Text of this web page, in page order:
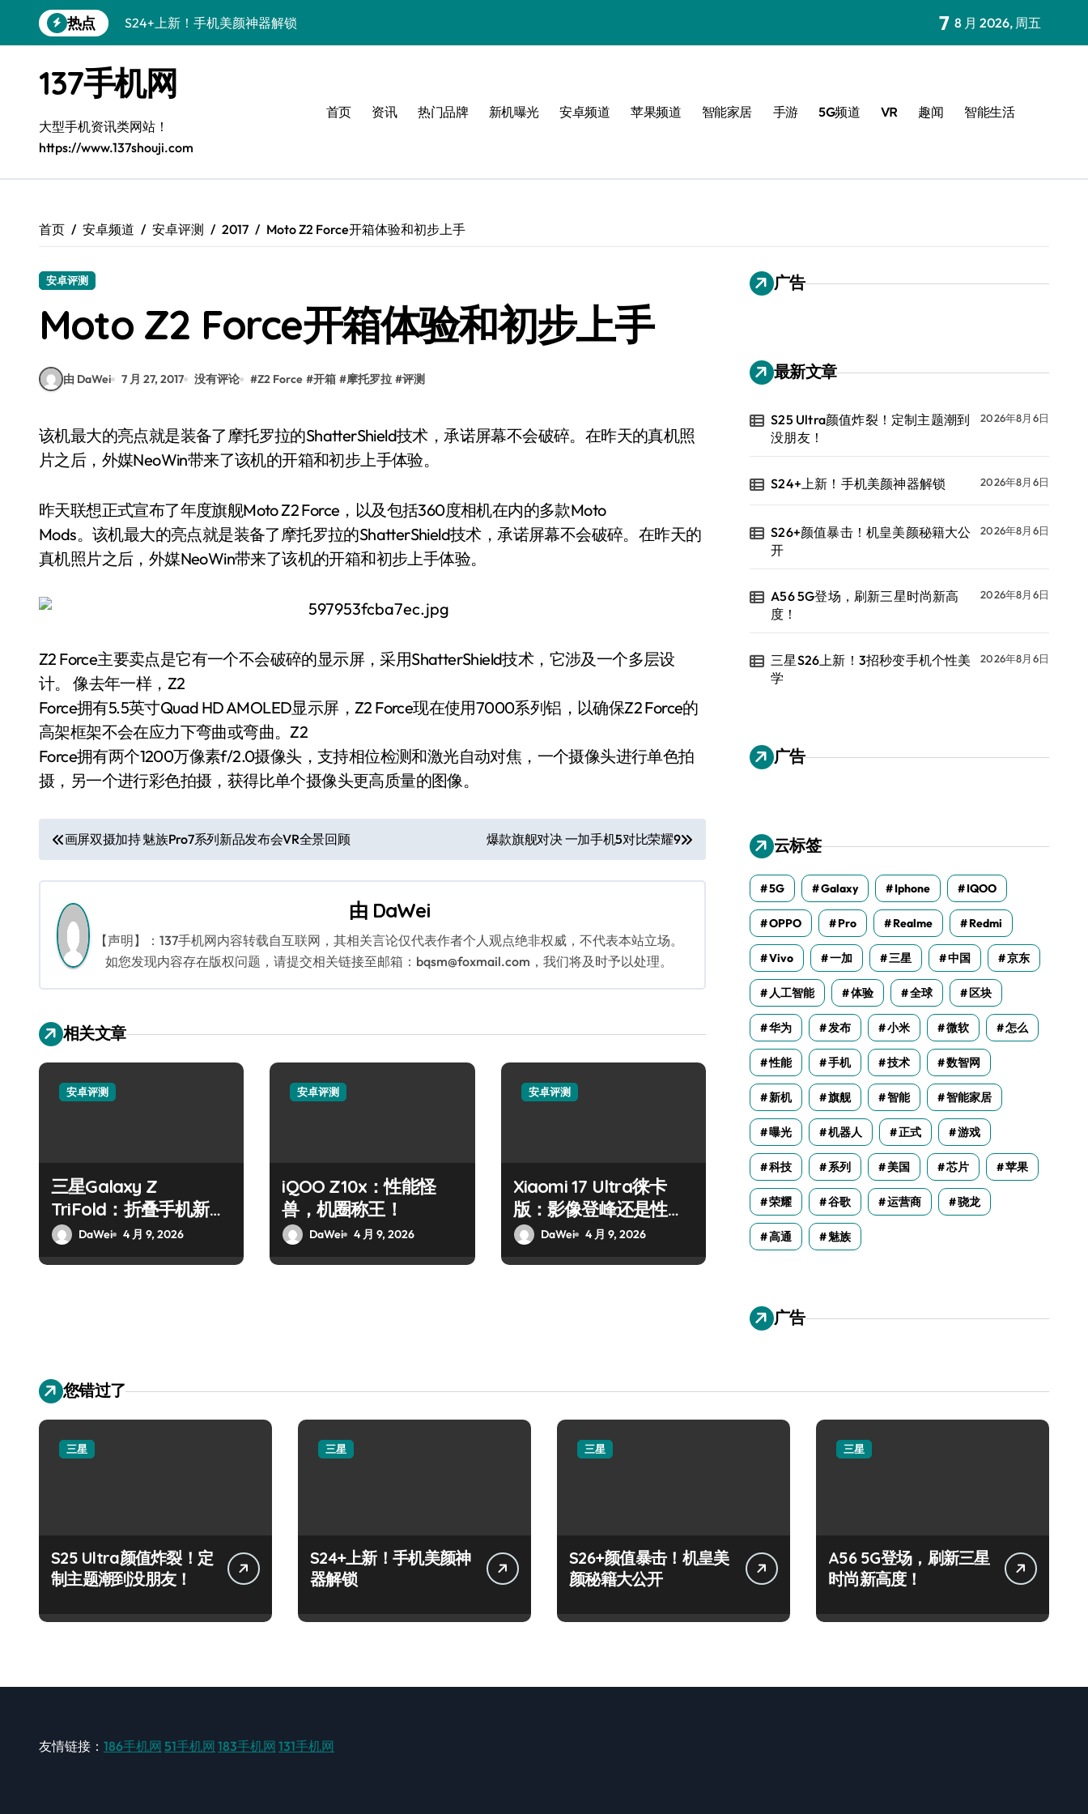
到
热点
S24+上新！手机美颜神器解锁
A56 5G登场，刷新三星时尚新高度！
三星S26上新！3招秒变手机个性美学
S25美学攻略：解锁三星个性炫彩新姿势
C55 5G潮玩秘籍：定制时尚新态度
Galaxy Z Flip6：折叠间，尽显潮流魔力！
S25 Ultra颜值炸裂！定制主题潮到没朋友！
7 8 月 2026, 周五
137手机网
大型手机资讯类网站！
https://www.137shouji.com
首页 资讯 热门品牌 新机曝光 安卓频道 苹果频道 智能家居 手游 5G频道 VR 趣闻 智能生活
首页 安卓频道 安卓评测 2017 Moto Z2 Force开箱体验和初步上手
安卓评测
Moto Z2 Force开箱体验和初步上手
由 DaWei 7 月 27, 2017 没有评论 #Z2 Force #开箱 #摩托罗拉 #评测
该机最大的亮点就是装备了摩托罗拉的ShatterShield技术，承诺屏幕不会破碎。在昨天的真机照
片之后，外媒NeoWin带来了该机的开箱和初步上手体验。
昨天联想正式宣布了年度旗舰Moto Z2 Force，以及包括360度相机在内的多款Moto
Mods。该机最大的亮点就是装备了摩托罗拉的ShatterShield技术，承诺屏幕不会破碎。在昨天的
真机照片之后，外媒NeoWin带来了该机的开箱和初步上手体验。
Z2 Force主要卖点是它有一个不会破碎的显示屏，采用ShatterShield技术，它涉及一个多层设
计。 像去年一样，Z2
Force拥有5.5英寸Quad HD AMOLED显示屏，Z2 Force现在使用7000系列铝，以确保Z2 Force的
高架框架不会在应力下弯曲或弯曲。Z2
Force拥有两个1200万像素f/2.0摄像头，支持相位检测和激光自动对焦，一个摄像头进行单色拍
摄，另一个进行彩色拍摄，获得比单个摄像头更高质量的图像。
文
章
导
航
画屏双摄加持 魅族Pro7系列新品发布会VR全景回顾 爆款旗舰对决 一加手机5对比荣耀9
由 DaWei
【声明】：137手机网内容转载自互联网，其相关言论仅代表作者个人观点绝非权威，不代表本站立场。
如您发现内容存在版权问题，请提交相关链接至邮箱：bqsm@foxmail.com，我们将及时予以处理。
相关文章
安卓评测
三星Galaxy Z
TriFold：折叠手机新巅
峰！DaWei 4 月 9, 2026
安卓评测
iQOO Z10x：性能怪
兽，机圈称王！
DaWei 4 月 9, 2026
安卓评测
Xiaomi 17 Ultra徕卡
版：影像登峰还是性能
霸主？
DaWei 4 月 9, 2026
广告
最新文章
S25 Ultra颜值炸裂！定制主题潮到
没朋友！
2026年8月6日
S24+上新！手机美颜神器解锁 2026年8月6日
S26+颜值暴击！机皇美颜秘籍大公
开
2026年8月6日
A56 5G登场，刷新三星时尚新高
度！
2026年8月6日
三星S26上新！3招秒变手机个性美
学
2026年8月6日
广告
云标签
5G Galaxy Iphone IQOO
OPPO Pro Realme Redmi
Vivo 一加 三星 中国 京东
人工智能 体验 全球 区块
华为 发布 小米 微软 怎么
性能 手机 技术 数智网
新机 旗舰 智能 智能家居
曝光 机器人 正式 游戏
科技 系列 美国 芯片 苹果
荣耀 谷歌 运营商 骁龙
高通 魅族
广告
您错过了
三星
S25 Ultra颜值炸裂！定
制主题潮到没朋友！
三星
S24+上新！手机美颜神
器解锁
三星
S26+颜值暴击！机皇美
颜秘籍大公开
三星
A56 5G登场，刷新三星
时尚新高度！
友情链接： 186手机网 51手机网 183手机网 131手机网